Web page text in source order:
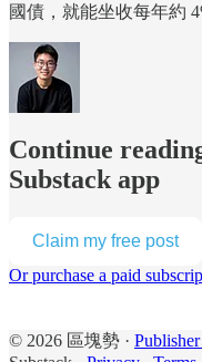
國債，就能坐收每年約
Continue
Substack app
Claim my free post
Or purchase a paid
© 2026 區塊勢 ·